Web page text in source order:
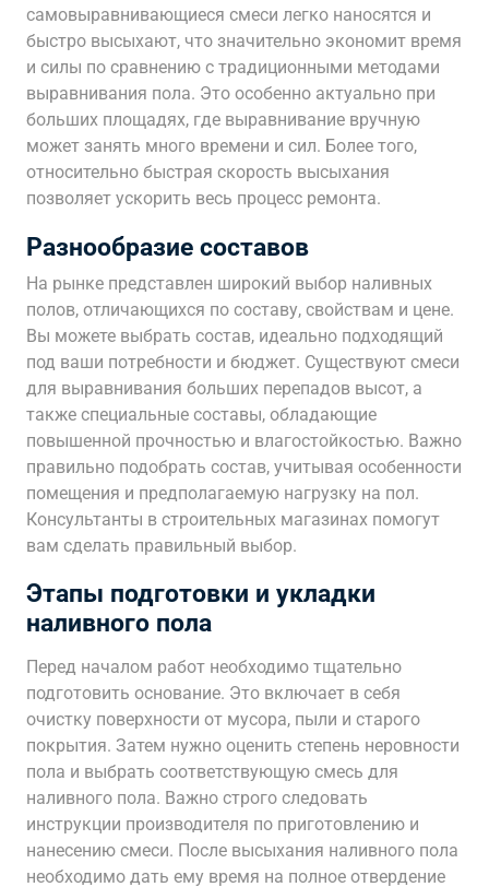
самовыравнивающиеся смеси легко наносятся и
быстро высыхают, что значительно экономит время
и силы по сравнению с традиционными методами
выравнивания пола. Это особенно актуально при
больших площадях, где выравнивание вручную
может занять много времени и сил. Более того,
относительно быстрая скорость высыхания
позволяет ускорить весь процесс ремонта.
Разнообразие составов
На рынке представлен широкий выбор наливных
полов, отличающихся по составу, свойствам и цене.
Вы можете выбрать состав, идеально подходящий
под ваши потребности и бюджет. Существуют смеси
для выравнивания больших перепадов высот, а
также специальные составы, обладающие
повышенной прочностью и влагостойкостью. Важно
правильно подобрать состав, учитывая особенности
помещения и предполагаемую нагрузку на пол.
Консультанты в строительных магазинах помогут
вам сделать правильный выбор.
Этапы подготовки и укладки
наливного пола
Перед началом работ необходимо тщательно
подготовить основание. Это включает в себя
очистку поверхности от мусора, пыли и старого
покрытия. Затем нужно оценить степень неровности
пола и выбрать соответствующую смесь для
наливного пола. Важно строго следовать
инструкции производителя по приготовлению и
нанесению смеси. После высыхания наливного пола
необходимо дать ему время на полное отвердение